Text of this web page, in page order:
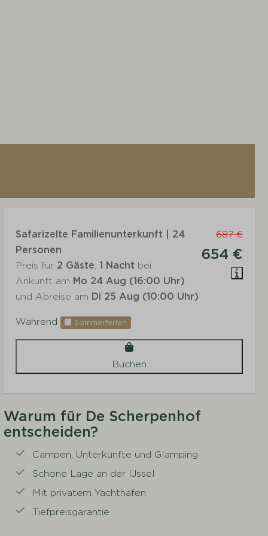
687 €
654 €
Safarizelte Familienunterkunft | 24
Personen
Preis für 2 Gäste, 1 Nacht bei
Ankunft am Mo 24 Aug (16:00 Uhr)
und Abreise am Di 25 Aug (10:00 Uhr)
Während Sommerferien
Buchen
Warum für De Scherpenhof
entscheiden?
Campen, Unterkünfte und Glamping
Schöne Lage an der IJssel
Mit privatem Yachthafen
Tiefpreisgarantie